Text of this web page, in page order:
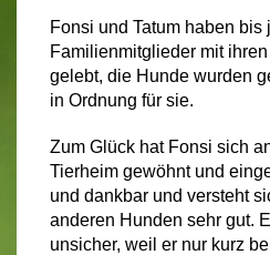
Fonsi und Tatum haben bis
Familienmitglieder mit
gelebt, die Hunde wurden
in Ordnung für sie.
Zum Glück hat Fonsi sich
Tierheim gewöhnt und
und dankbar und versteht
anderen Hunden sehr gut.
unsicher, weil er nur kurz